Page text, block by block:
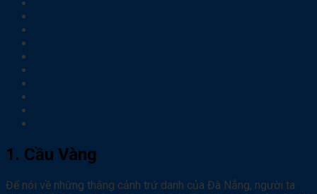
1. Cầu Vàng
Để nói về những thắng cảnh trứ danh của Đà Nẵng, người ta